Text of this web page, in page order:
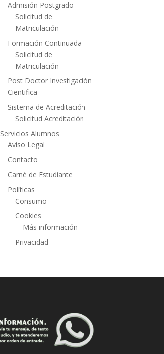
Admisión Postgrado
Solicitud de
Matriculación
Formación Continuada
Solicitud de
Matriculación
Post Doctor Investigación
Cientifica
Sistema de Acreditación
Solicitud Acreditación
Servicios Alumnos
Aviso Legal
Contacto
Carné de Estudiante
Políticas
Consumo
Cookies
Más información
Privacidad